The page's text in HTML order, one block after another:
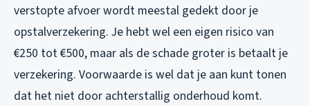
verstopte afvoer wordt meestal gedekt door je
opstalverzekering. Je hebt wel een eigen risico van
€250 tot €500, maar als de schade groter is betaalt je
verzekering. Voorwaarde is wel dat je aan kunt tonen
dat het niet door achterstallig onderhoud komt.